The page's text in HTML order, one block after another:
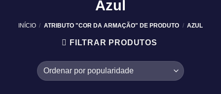
Azul
INÍCIO / ATRIBUTO "COR DA ARMAÇÃO" DE PRODUTO / AZUL
FILTRAR PRODUTOS